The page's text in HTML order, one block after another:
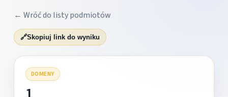
← Wróć do listy podmiotów
🔗Skopiuj link do wyniku
DOMENY